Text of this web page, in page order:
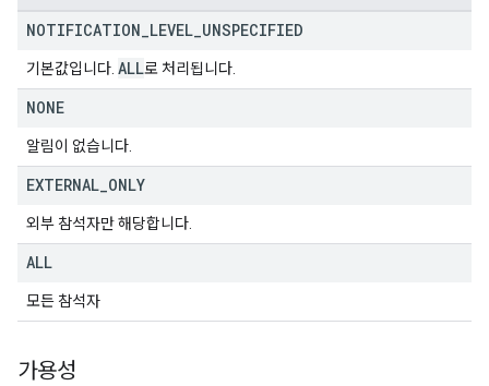
NOTIFICATION LEVEL UNSPECIFIED
기본값입니다. ALL로 처리됩니다.
NONE
알림이 없습니다.
EXTERNAL ONLY
외부 참석자만 해당합니다.
ALL
모든 참석자
가용성